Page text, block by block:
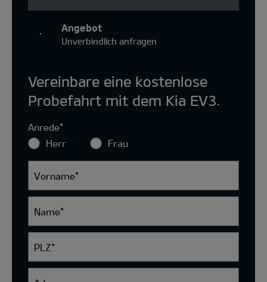
Angebot
Unverbindlich anfragen
Vereinbare eine kostenlose
Probefahrt mit dem Kia EV3.
Anrede*
Herr
Frau
Vorname*
Name*
PLZ*